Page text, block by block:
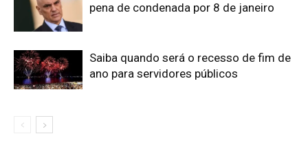
pena de condenada por 8 de janeiro
Saiba quando será o recesso de fim de
ano para servidores públicos